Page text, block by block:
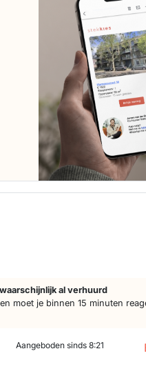
al verhuurd
moet je binnen 15 minuten
Aangeboden sinds 8:21